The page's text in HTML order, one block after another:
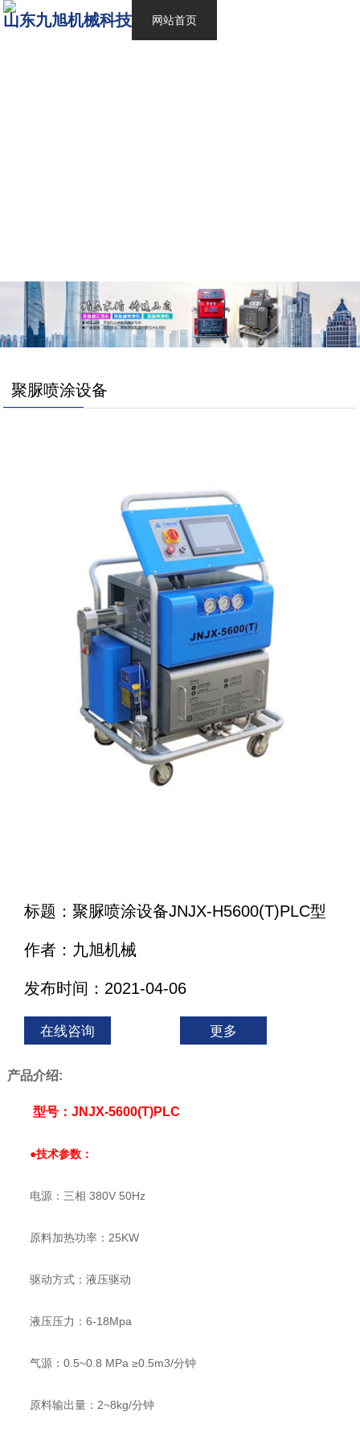
山东九旭机械科技 网站首页
聚脲喷涂设备
标题：聚脲喷涂设备JNJX-H5600(T)PLC型
作者：九旭机械
发布时间：2021-04-06
在线咨询 更多
产品介绍:
型号：JNJX-5600(T)PLC
●技术参数：
电源：三相 380V 50Hz
原料加热功率：25KW
驱动方式：液压驱动
液压压力：6-18Mpa
气源：0.5~0.8 MPa ≥0.5m3/分钟
原料输出量：2~8kg/分钟